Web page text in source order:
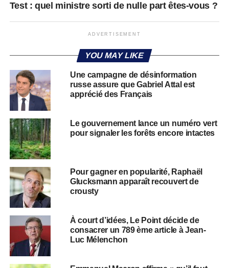
Test : quel ministre sorti de nulle part êtes-vous ?
ADVERTISEMENT
YOU MAY LIKE
Une campagne de désinformation
russe assure que Gabriel Attal est
apprécié des Français
Le gouvernement lance un numéro vert
pour signaler les forêts encore intactes
Pour gagner en popularité, Raphaël
Glucksmann apparaît recouvert de
crousty
À court d’idées, Le Point décide de
consacrer un 789 ème article à Jean-
Luc Mélenchon